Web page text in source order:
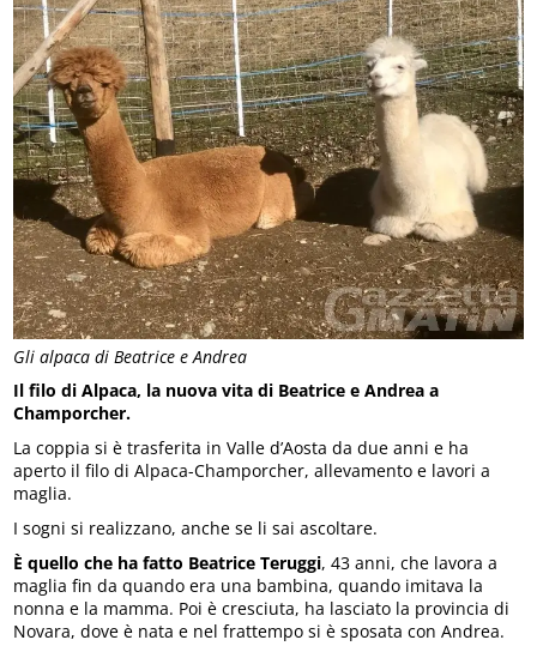
Gli alpaca di Beatrice e Andrea
Il filo di Alpaca, la nuova vita di Beatrice e Andrea a
Champorcher.
La coppia si è trasferita in Valle d’Aosta da due anni e ha
aperto il filo di Alpaca-Champorcher, allevamento e lavori a
maglia.
I sogni si realizzano, anche se li sai ascoltare.
È quello che ha fatto Beatrice Teruggi, 43 anni, che lavora a
maglia fin da quando era una bambina, quando imitava la
nonna e la mamma. Poi è cresciuta, ha lasciato la provincia di
Novara, dove è nata e nel frattempo si è sposata con Andrea.